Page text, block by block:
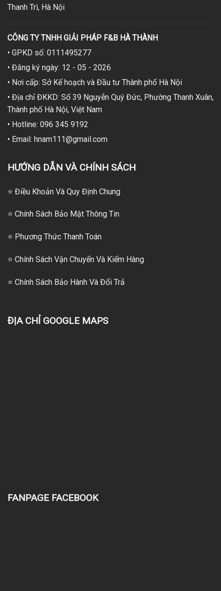
Thanh Trì, Hà Nội
CÔNG TY TNHH GIẢI PHÁP F&B HÀ THÀNH
• GPKD số: 0111495277
• Đăng ký ngày: 12 - 05 - 2026
• Nơi cấp: Sở Kế hoạch và Đầu tư Thành phố Hà Nội
• Địa chỉ ĐKKD: Số 39 Nguyễn Quý Đức, Phường Thanh Xuân,
Thành phố Hà Nội, Việt Nam
• Hotline: 096 345 9192
• Email: hnam111@gmail.com
HƯỚNG DẪN VÀ CHÍNH SÁCH
⭐ Điều Khoản Và Quy Định Chung
⭐ Chính Sách Bảo Mật Thông Tin
⭐ Phương Thức Thanh Toán
⭐ Chính Sách Vận Chuyển Và Kiểm Hàng
⭐ Chính Sách Bảo Hành Và Đổi Trả
ĐỊA CHỈ GOOGLE MAPS
FANPAGE FACEBOOK